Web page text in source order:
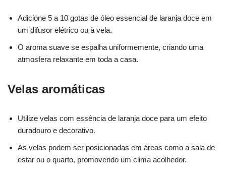
Adicione 5 a 10 gotas de óleo essencial de laranja doce em
um difusor elétrico ou à vela.
O aroma suave se espalha uniformemente, criando uma
atmosfera relaxante em toda a casa.
Velas aromáticas
Utilize velas com essência de laranja doce para um efeito
duradouro e decorativo.
As velas podem ser posicionadas em áreas como a sala de
estar ou o quarto, promovendo um clima acolhedor.